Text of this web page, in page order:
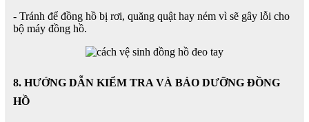
- Tránh để đồng hồ bị rơi, quăng quật hay ném vì sẽ gây lỗi cho
bộ máy đồng hồ.
8. HƯỚNG DẪN KIỂM TRA VÀ BẢO DƯỠNG ĐỒNG
HỒ